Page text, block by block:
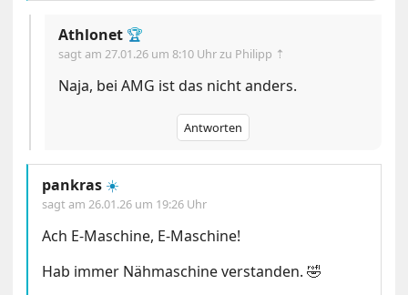
Athlonet 🏆
sagt am 27.01.26 um 8:10 Uhr zu Philipp ⇡
Naja, bei AMG ist das nicht anders.
Antworten
pankras ☀️
sagt am 26.01.26 um 19:26 Uhr
Ach E-Maschine, E-Maschine!
Hab immer Nähmaschine verstanden. 🤣